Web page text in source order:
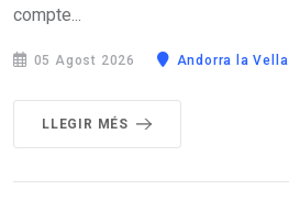
compte...
05 Agost 2026 Andorra la Vella
LLEGIR MÉS